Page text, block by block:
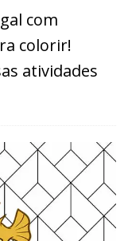
com
colorir!
atividades